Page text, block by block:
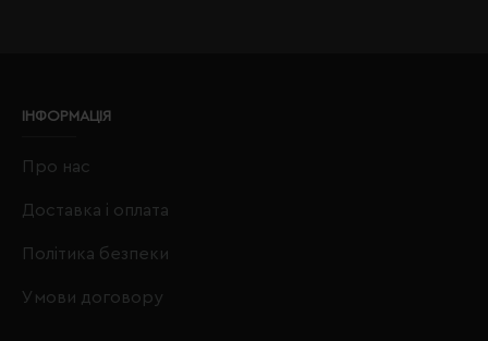
ІНФОРМАЦІЯ
Про нас
Доставка і оплата
Політика безпеки
Умови договору